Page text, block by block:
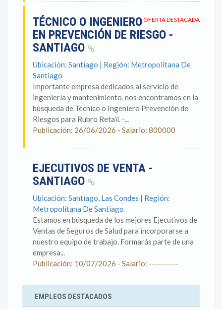
OFERTA DESTACADA
TÉCNICO O INGENIERO
EN PREVENCIÓN DE RIESGO -
SANTIAGO
Ubicación: Santiago | Región: Metropolitana De
Santiago
Importante empresa dedicados al servicio de
ingeniería y mantenimiento, nos encontramos en la
búsqueda de Técnico o Ingeniero Prevención de
Riesgos para Rubro Retail. -...
Publicación: 26/06/2026 - Salario: 800000
EJECUTIVOS DE VENTA -
SANTIAGO
Ubicación: Santiago, Las Condes | Región:
Metropolitana De Santiago
Estamos en búsqueda de los mejores Ejecutivos de
Ventas de Seguros de Salud para incorporarse a
nuestro equipo de trabajo. Formarás parte de una
empresa...
Publicación: 10/07/2026 - Salario: ----------
EMPLEOS DESTACADOS